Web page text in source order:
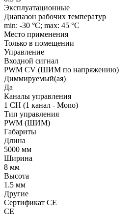
Эксплуатационные
Диапазон рабочих температур
min: -30 °C; max: 45 °C
Место применения
Только в помещении
Управление
Входной сигнал
PWM СV (ШИМ по напряжению)
Диммируемый(ая)
Да
Каналы управления
1 CH (1 канал - Mono)
Тип управления
PWM (ШИМ)
Габариты
Длина
5000 мм
Ширина
8 мм
Высота
1.5 мм
Другие
Сертификат CE
CE